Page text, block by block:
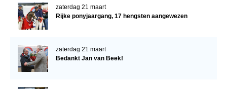
zaterdag 21 maart
Rijke ponyjaargang, 17 hengsten aangewezen
zaterdag 21 maart
Bedankt Jan van Beek!